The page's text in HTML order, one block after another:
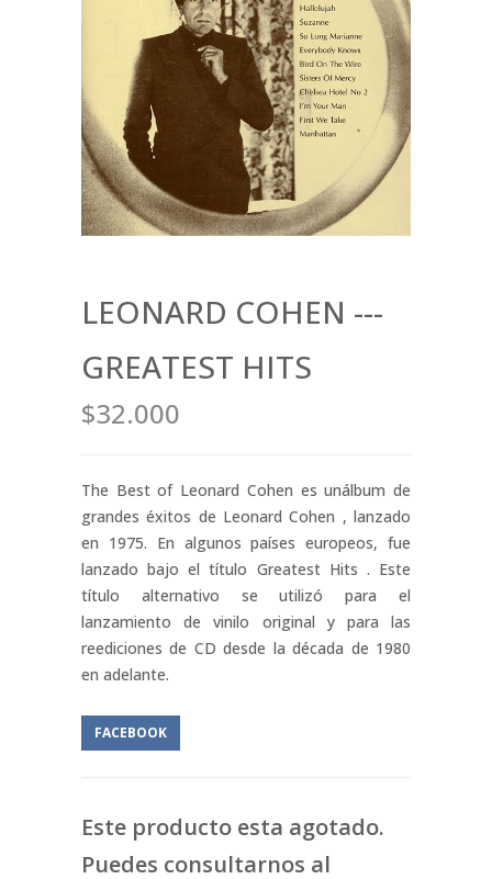
LEONARD COHEN ---
GREATEST HITS
$32.000
The Best of Leonard Cohen es unálbum de
grandes éxitos de Leonard Cohen , lanzado
en 1975. En algunos países europeos, fue
lanzado bajo el título Greatest Hits . Este
título alternativo se utilizó para el
lanzamiento de vinilo original y para las
reediciones de CD desde la década de 1980
en adelante.
FACEBOOK
Este producto esta agotado.
Puedes consultarnos al